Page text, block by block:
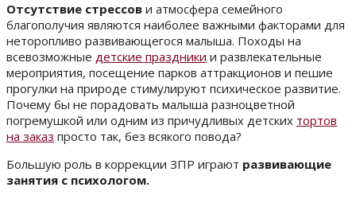
Отсутствие стрессов и атмосфера семейного
благополучия являются наиболее важными факторами для
неторопливо развивающегося малыша. Походы на
всевозможные детские праздники и развлекательные
мероприятия, посещение парков аттракционов и пешие
прогулки на природе стимулируют психическое развитие.
Почему бы не порадовать малыша разноцветной
погремушкой или одним из причудливых детских тортов
на заказ просто так, без всякого повода?
Большую роль в коррекции ЗПР играют развивающие
занятия с психологом.